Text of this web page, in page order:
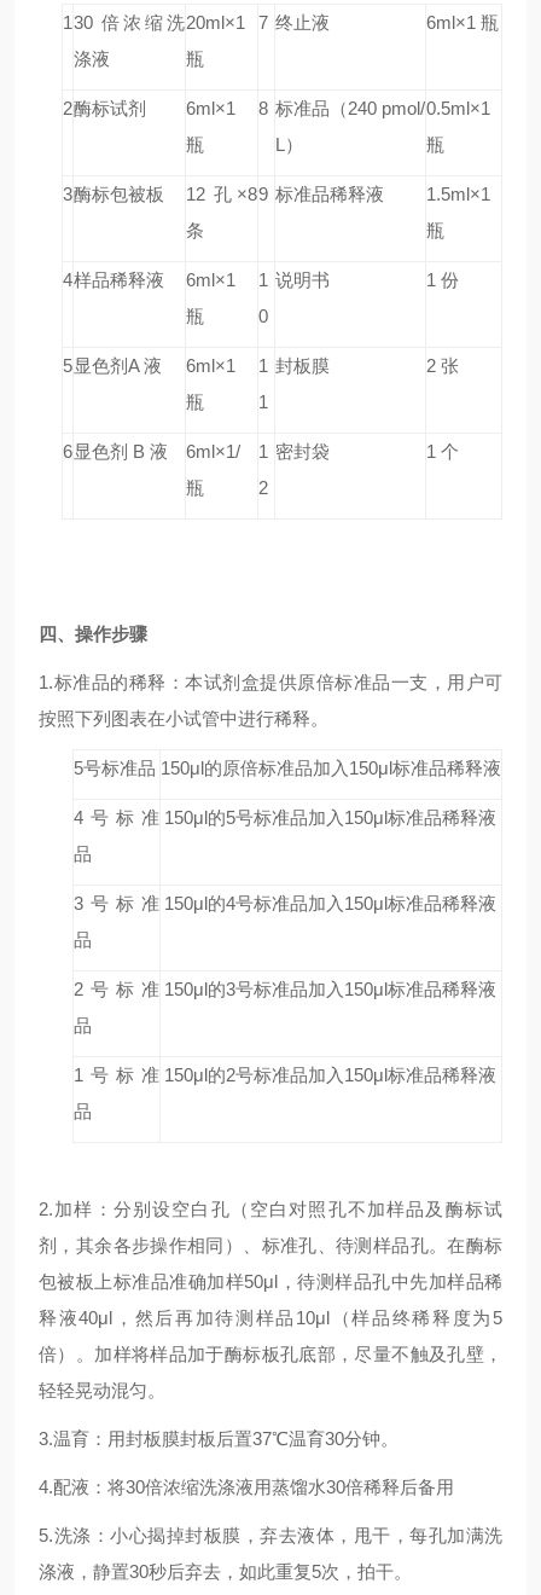
130 倍浓缩洗
涤液
20ml×1
瓶
7 终止液 6ml×1 瓶
2酶标试剂
6ml×1
瓶
8 标准品（240 pmol/
L）
0.5ml×1
瓶
3酶标包被板
12 孔×8
条
9 标准品稀释液
1.5ml×1
瓶
4样品稀释液
6ml×1
瓶
1
0
说明书 1 份
5 显色剂A 液
6ml×1
瓶
1
1
封板膜 2 张
6 显色剂 B 液
6ml×1/
瓶
1
2
密封袋 1 个
四、操作步骤
1.标准品的稀释：本试剂盒提供原倍标准品一支，用户可
按照下列图表在小试管中进行稀释。
5号标准品 150μl的原倍标准品加入150μl标准品稀释液
4号标准
品
150μl的5号标准品加入150μl标准品稀释液
3号标准
品
150μl的4号标准品加入150μl标准品稀释液
2号标准
品
150μl的3号标准品加入150μl标准品稀释液
1号标准
品
150μl的2号标准品加入150μl标准品稀释液
2.加样：分别设空白孔（空白对照孔不加样品及酶标试
剂，其余各步操作相同）、标准孔、待测样品孔。在酶标
包被板上标准品准确加样50μl，待测样品孔中先加样品稀
释液40μl，然后再加待测样品10μl（样品终稀释度为5
倍）。加样将样品加于酶标板孔底部，尽量不触及孔壁，
轻轻晃动混匀。
3.温育：用封板膜封板后置37℃温育30分钟。
4.配液：将30倍浓缩洗涤液用蒸馏水30倍稀释后备用
5.洗涤：小心揭掉封板膜，弃去液体，甩干，每孔加满洗
涤液，静置30秒后弃去，如此重复5次，拍干。